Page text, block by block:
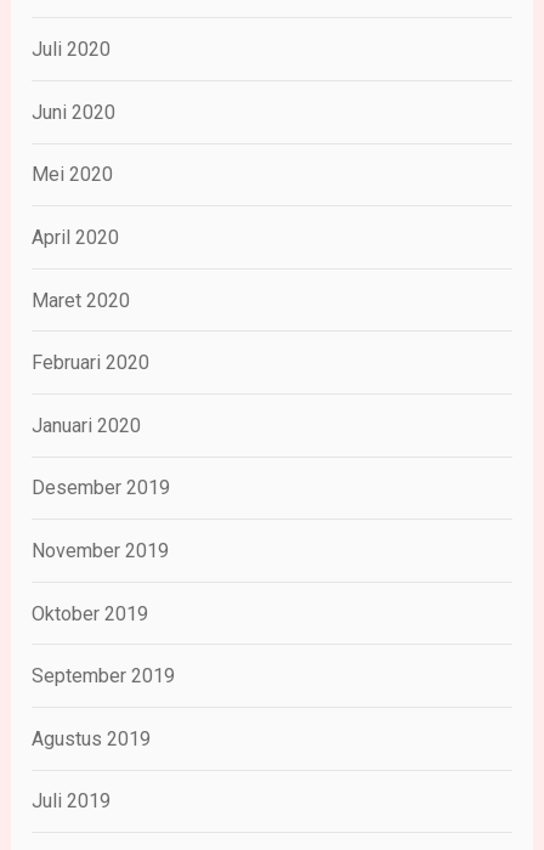
Juli 2020
Juni 2020
Mei 2020
April 2020
Maret 2020
Februari 2020
Januari 2020
Desember 2019
November 2019
Oktober 2019
September 2019
Agustus 2019
Juli 2019